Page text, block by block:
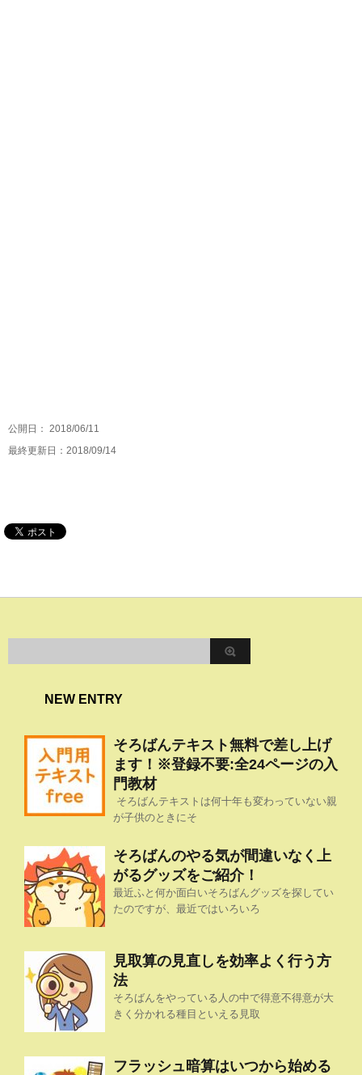
公開日： 2018/06/11
最終更新日：2018/09/14
NEW ENTRY
そろばんテキスト無料で差し上げ
ます！※登録不要:全24ページの入
門教材
そろばんテキストは何十年も変わっていない親
が子供のときにそ
そろばんのやる気が間違いなく上
がるグッズをご紹介！
最近ふと何か面白いそろばんグッズを探してい
たのですが、最近ではいろいろ
見取算の見直しを効率よく行う方
法
そろばんをやっている人の中で得意不得意が大
きく分かれる種目といえる見取
フラッシュ暗算はいつから始める